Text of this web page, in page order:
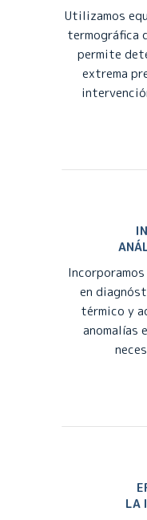
Utilizamos
termográfica
permite
extrema
en
térmico y
anomalías
LA